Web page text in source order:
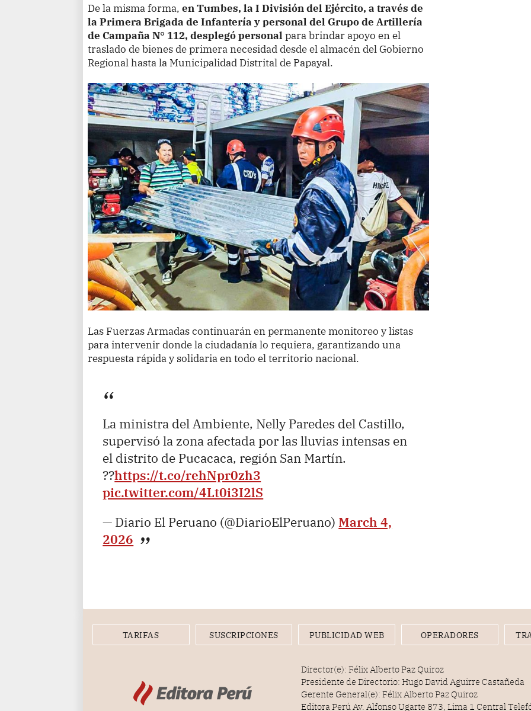
De la misma forma,en Tumbes, la I División del Ejército, a través de
la Primera Brigada de Infantería y personal del Grupo de Artillería
de Campaña N° 112, desplegó personal para brindar apoyo en el
traslado de bienes de primera necesidad desde el almacén del Gobierno
Regional hasta la Municipalidad Distrital de Papayal.
Las Fuerzas Armadas continuarán en permanente monitoreo y listas
para intervenir donde la ciudadanía lo requiera, garantizando una
respuesta rápida y solidaria en todo el territorio nacional.
La ministra del Ambiente, Nelly Paredes del Castillo,
supervisó la zona afectada por las lluvias intensas en
el distrito de Pucacaca, región San Martín.
??https://t.co/rehNpr0zh3
pic.twitter.com/4Lt0i3I2lS
— Diario El Peruano (@DiarioElPeruano) March 4,
2026
TARIFAS SUSCRIPCIONES PUBLICIDAD WEB OPERADORES
Director(e): Félix Alberto Paz Quiroz
Presidente de Directorio: Hugo David Aguirre Castañeda
Gerente General(e): Félix Alberto Paz Quiroz
Editora Perú Av. Alfonso Ugarte 873, Lima 1 Central